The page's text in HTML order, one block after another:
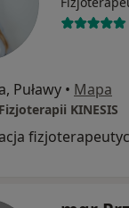
Puławy • Mapa
KINESIS